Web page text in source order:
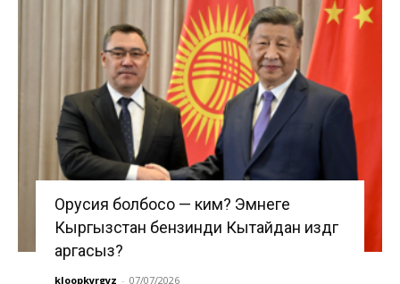
Орусия болбосо — ким? Эмнеге
Кыргызстан бензинди Кытайдан издөөгө
аргасыз?
kloopkyrgyz - 07/07/2026